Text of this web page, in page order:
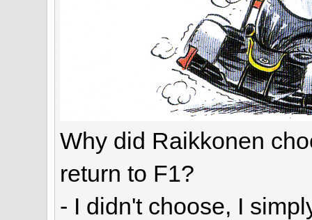
Why did Raikkonen
return to F1?
- I didn't choose, I